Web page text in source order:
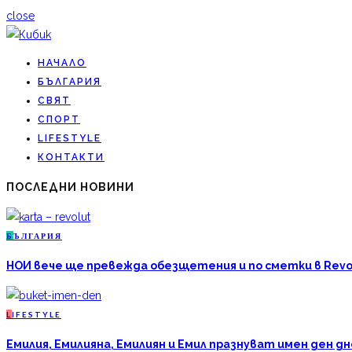
close
НАЧАЛО
БЪЛГАРИЯ
СВЯТ
СПОРТ
LIFESTYLE
КОНТАКТИ
ПОСЛЕДНИ НОВИНИ
Б ЪЛГАРИЯ
НОИ вече ще превежда обезщетения и по сметки в
L IFESTYLE
Емилия, Емилияна, Емилиян и Емил празнуват имен ден